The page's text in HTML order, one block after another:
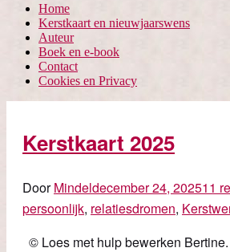
Home
Kerstkaart en nieuwjaarswens
Auteur
Boek en e-book
Contact
Cookies en Privacy
Kerstkaart 2025
DoorMindeldecember 24, 202511
persoonlijk, relatiesdromen,
© Loes met hulp bewerken Bertine.